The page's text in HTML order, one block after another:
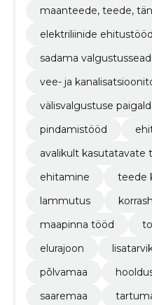
maanteede, teede,
elektriliinide ehitustööd
sadama
vee- ja
välisvalgustuse
pindamistööd
avalikult kasutatavate
ehitamine
teede
lammutus
maapinna tööd
elurajoon
põlvamaa
saaremaa